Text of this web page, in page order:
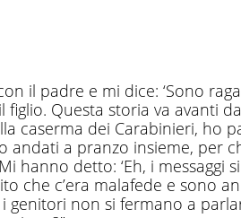
il padre e mi dice: ‘Sono
Questa storia va avanti
caserma dei Carabinieri, ho
andati a pranzo insieme, per
hanno detto: ‘Eh, i messaggi
che c’era malafede e sono
genitori non si fermano a